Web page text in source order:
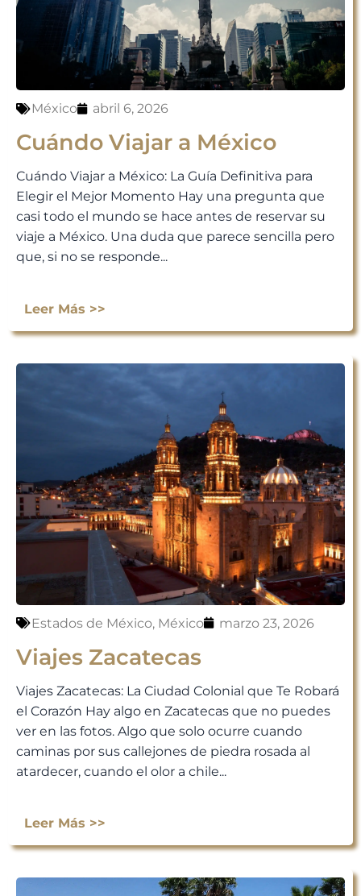
México abril 6, 2026
Cuándo Viajar a México
Cuándo Viajar a México: La Guía Definitiva para
Elegir el Mejor Momento Hay una pregunta que
casi todo el mundo se hace antes de reservar su
viaje a México. Una duda que parece sencilla pero
que, si no se responde...
Leer Más >>
Estados de México, México marzo 23, 2026
Viajes Zacatecas
Viajes Zacatecas: La Ciudad Colonial que Te Robará
el Corazón Hay algo en Zacatecas que no puedes
ver en las fotos. Algo que solo ocurre cuando
caminas por sus callejones de piedra rosada al
atardecer, cuando el olor a chile...
Leer Más >>